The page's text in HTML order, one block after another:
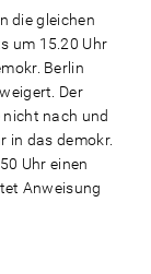
die gleichen
um 15.20 Uhr
Berlin
Der
nach und
in das demokr.
Uhr einen
Anweisung